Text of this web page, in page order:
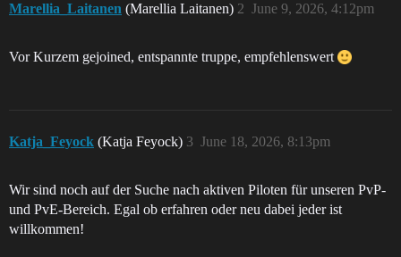
Marellia_Laitanen (Marellia Laitanen) June 9, 2026, 4:12pm
2
Vor Kurzem gejoined, entspannte truppe, empfehlenswert
Katja_Feyock (Katja Feyock) June 18, 2026, 8:13pm
3
Wir sind noch auf der Suche nach aktiven Piloten für unseren PvP-
und PvE-Bereich. Egal ob erfahren oder neu dabei jeder ist
willkommen!